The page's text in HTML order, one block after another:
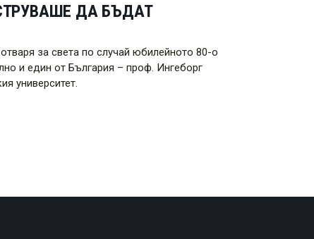
ДА БЪДАТ
за света по случай юбилейното 80-о
и един от България – проф. Ингеборг
университет.